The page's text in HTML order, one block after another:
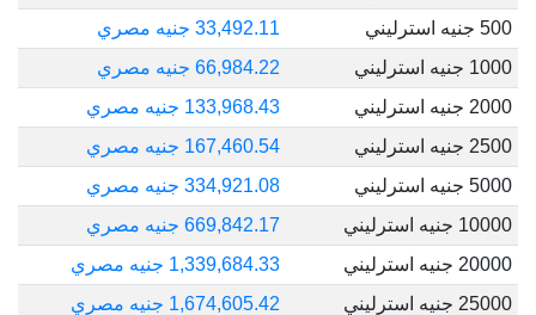
500 جنيه استرليني
33,492.11 جنيه مصري
1000 جنيه استرليني
66,984.22 جنيه مصري
2000 جنيه استرليني
133,968.43 جنيه مصري
2500 جنيه استرليني
167,460.54 جنيه مصري
5000 جنيه استرليني
334,921.08 جنيه مصري
10000 جنيه استرليني
669,842.17 جنيه مصري
20000 جنيه استرليني
1,339,684.33 جنيه مصري
25000 جنيه استرليني
1,674,605.42 جنيه مصري